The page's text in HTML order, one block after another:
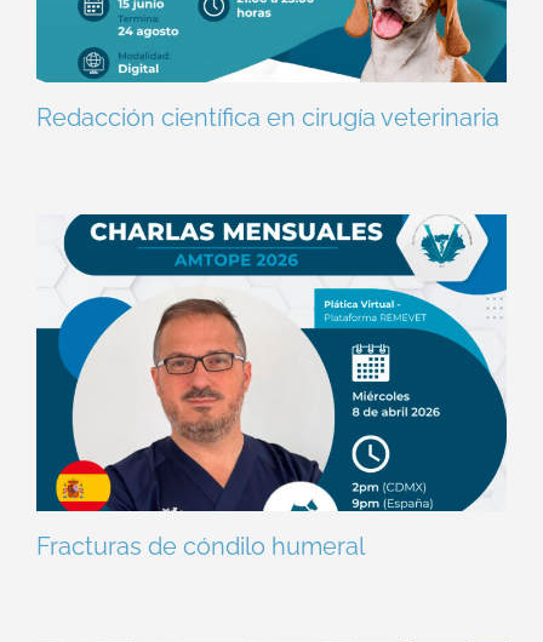
Redacción científica en cirugía veterinaria
Fracturas de cóndilo humeral